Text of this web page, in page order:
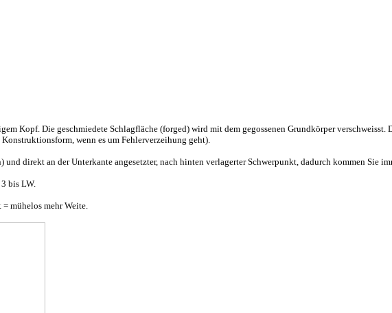
Kopf. Die geschmiedete Schlagfläche (forged) wird mit dem gegossenen Grundkörper
wenn es um Fehlerverzeihung geht).
und direkt an der Unterkante angesetzter, nach hinten verlagerter Schwerpunkt, dadurch kommen
bis LW.
mühelos mehr Weite.